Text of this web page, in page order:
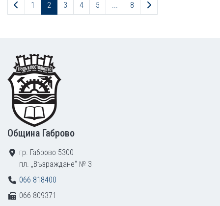
Предходна страница
1 2 3 4 5 ... 8 Следваща страница
Footer
Община Габрово
гр. Габрово 5300
пл. „Възраждане“ № 3
066 818400
066 809371